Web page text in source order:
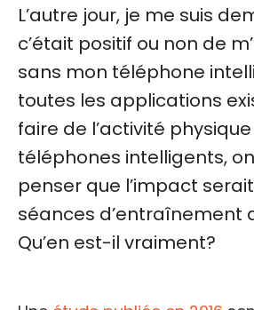
L’autre jour, je me suis
c’était positif ou non de
sans mon téléphone
toutes les applications
faire de l’activité
téléphones intelligents,
penser que l’impact
séances d’entraînement
Qu’en est-il vraiment?